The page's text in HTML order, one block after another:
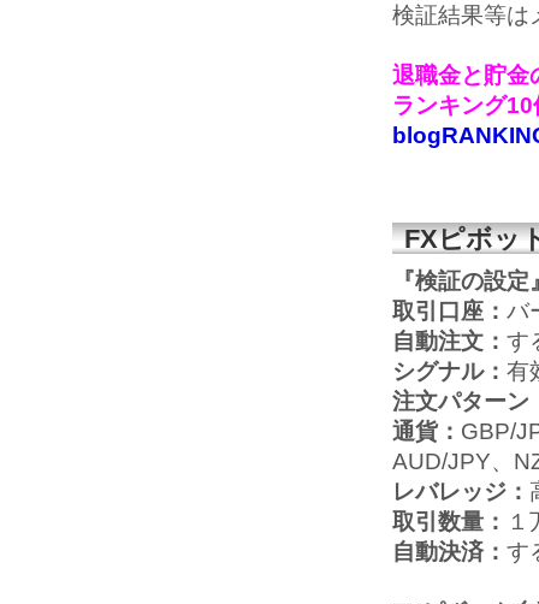
検証結果等は
退職金と貯金
ランキング
FXピボッ
『検証の設定
取引口座： バ
自動注文： す
シグナル： 有
注文パターン
通貨： GBP/
AUD/JPY、
レバレッジ：
取引数量： １
自動決済： す